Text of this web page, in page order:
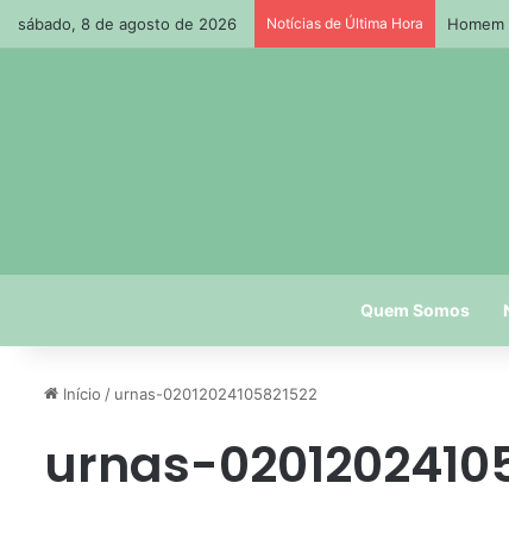
sábado, 8 de agosto de 2026 Notícias de Última Hora
Quem Somos
Início / urnas-02012024105821522
urnas-